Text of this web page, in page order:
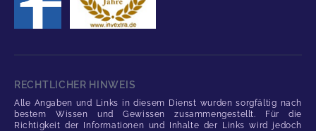
RECHTLICHER HINWEIS
Alle Angaben und Links in diesem Dienst wurden sorgfältig nach
bestem Wissen und Gewissen zusammengestellt. Für die
Richtigkeit der Informationen und Inhalte der Links wird jedoch